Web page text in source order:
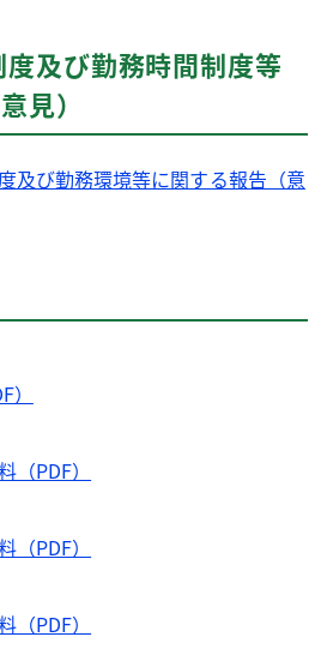
及び勤務時間制度等
見）
び勤務環境等に関する報告（意
（PDF）
（PDF）
（PDF）